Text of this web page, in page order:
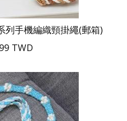
手機編織頸掛繩(郵箱)
TWD